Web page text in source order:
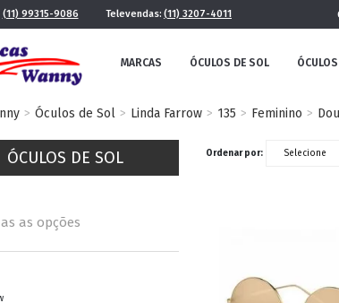
(11) 99315-9086 Televendas: (11) 3207-4011
MARCAS ÓCULOS DE SOL
FEMININO
Óculos de Sol Linda Farrow 135 Feminino
ÓCULOS DE SOL
as opções
Ordenar por: